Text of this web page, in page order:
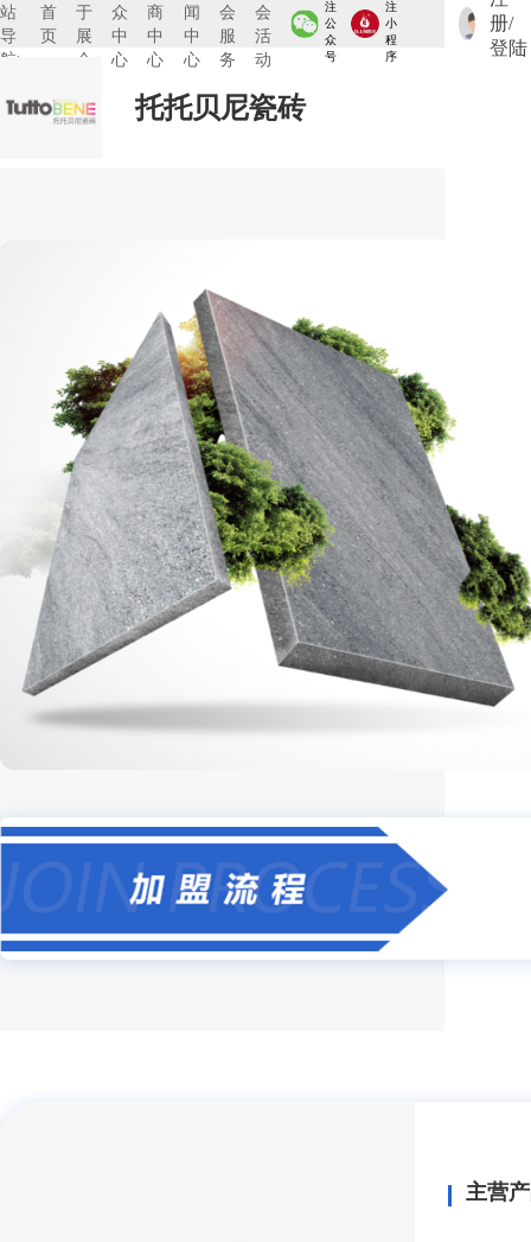
站
导
航:
首
页
于
展
会
众
中
心
商
中
心
闻
中
心
会
服
务
会
活
动
注
公
众
号
注
小
程
序
册/
登陆
托托贝尼瓷砖
主营